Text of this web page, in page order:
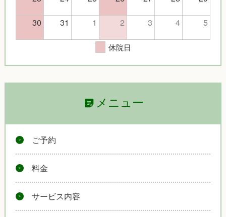
30
31 1 2 3 4 5
休院日
メニュー
ご予約
料金
サービス内容